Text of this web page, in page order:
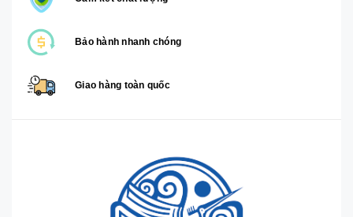
Bảo hành nhanh chóng
Giao hàng toàn quốc